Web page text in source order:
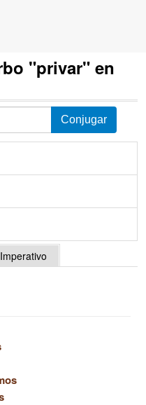
"privar" en
Imperativo